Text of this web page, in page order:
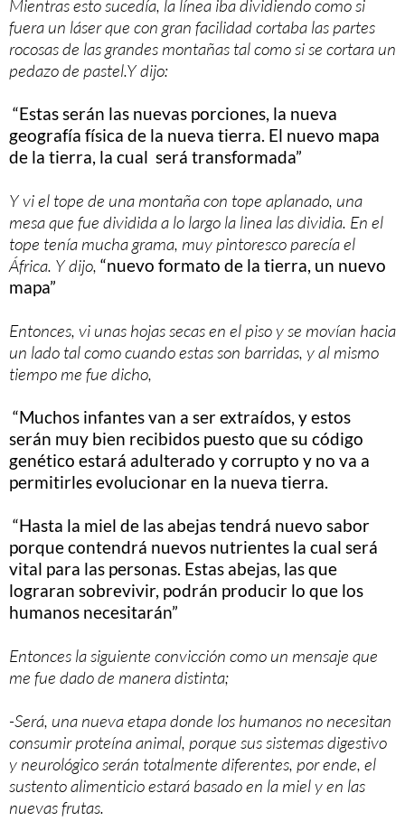
Mientras esto sucedía, la línea iba dividiendo como si
fuera un láser que con gran facilidad cortaba las partes
rocosas de las grandes montañas tal como si se cortara un
pedazo de pastel.Y dijo:
“Estas serán las nuevas porciones, la nueva
geografía física de la nueva tierra. El nuevo mapa
de la tierra, la cual será transformada”
Y vi el tope de una montaña con tope aplanado, una
mesa que fue dividida a lo largo la linea las dividia. En el
tope tenía mucha grama, muy pintoresco parecía el
África. Y dijo, “nuevo formato de la tierra, un nuevo
mapa”
Entonces, vi unas hojas secas en el piso y se movían hacia
un lado tal como cuando estas son barridas, y al mismo
tiempo me fue dicho,
“Muchos infantes van a ser extraídos, y estos
serán muy bien recibidos puesto que su código
genético estará adulterado y corrupto y no va a
permitirles evolucionar en la nueva tierra.
“Hasta la miel de las abejas tendrá nuevo sabor
porque contendrá nuevos nutrientes la cual será
vital para las personas. Estas abejas, las que
lograran sobrevivir, podrán producir lo que los
humanos necesitarán”
Entonces la siguiente convicción como un mensaje que
me fue dado de manera distinta;
-Será, una nueva etapa donde los humanos no necesitan
consumir proteína animal, porque sus sistemas digestivo
y neurológico serán totalmente diferentes, por ende, el
sustento alimenticio estará basado en la miel y en las
nuevas frutas.